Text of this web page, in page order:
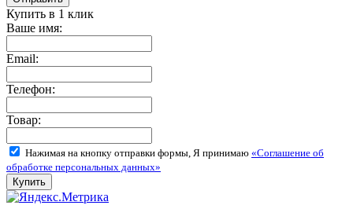
Купить в 1 клик
Ваше имя:
Email:
Телефон:
Товар:
Нажимая на кнопку отправки формы, Я принимаю «Соглашение об
обработке персональных данных»